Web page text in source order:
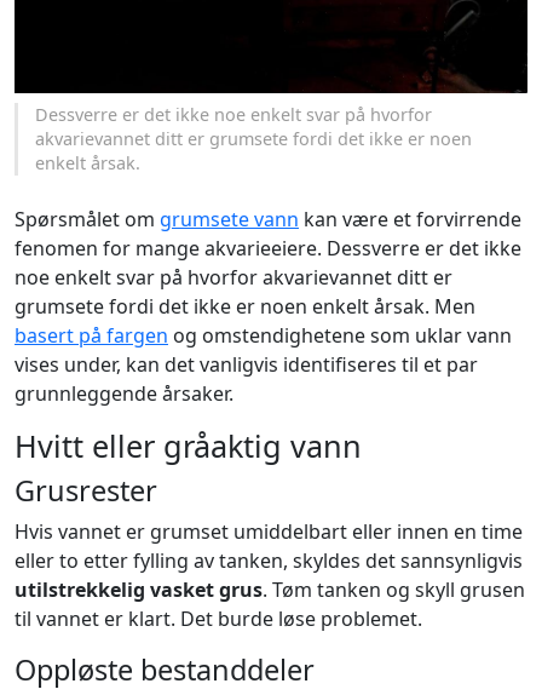
Dessverre er det ikke noe enkelt svar på hvorfor
akvarievannet ditt er grumsete fordi det ikke er noen
enkelt årsak.
Spørsmålet om grumsete vann kan være et forvirrende
fenomen for mange akvarieeiere. Dessverre er det ikke
noe enkelt svar på hvorfor akvarievannet ditt er
grumsete fordi det ikke er noen enkelt årsak. Men
basert på fargen og omstendighetene som uklar vann
vises under, kan det vanligvis identifiseres til et par
grunnleggende årsaker.
Hvitt eller gråaktig vann
Grusrester
Hvis vannet er grumset umiddelbart eller innen en time
eller to etter fylling av tanken, skyldes det sannsynligvis
utilstrekkelig vasket grus. Tøm tanken og skyll grusen
til vannet er klart. Det burde løse problemet.
Oppløste bestanddeler